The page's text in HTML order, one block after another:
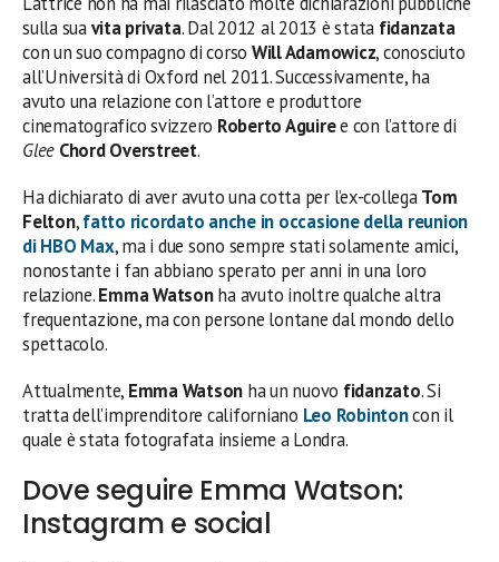
sulla suavita privata. Dal 2012 al 2013 è stata fidanzata
con un suo compagno di corso Will Adamowicz, conosciuto
all’Università di Oxford nel 2011. Successivamente, ha
avuto una relazione con l’attore e produttore
cinematografico svizzero Roberto Aguiree con l’attore di
Glee Chord Overstreet.
Ha dichiarato di aver avuto una cotta per l’ex-collegaTom
Felton,fatto ricordato anche in occasione della reunion
di HBO Max, ma i due sono sempre stati solamente amici,
nonostante i fan abbiano sperato per anni in una loro
relazione.Emma Watsonha avuto inoltre qualche altra
frequentazione, ma con persone lontane dal mondo dello
spettacolo.
Attualmente, Emma Watson ha un nuovo fidanzato. Si
tratta dell’imprenditore californiano Leo Robintoncon il
quale è stata fotografata insieme a Londra.
Dove seguire Emma Watson:
Instagram e social